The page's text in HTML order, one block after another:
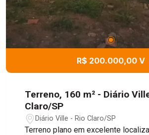
R$ 200.000,00 V
Terreno, 160 m² - Diário
Claro/SP
Diário Ville - Rio Claro/SP
Terreno plano em excelente